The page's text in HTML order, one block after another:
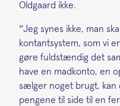
Oldgaard ikke.
”Jeg synes ikke, man
kontantsystem, som vi
gøre fuldstændig det
have en madkonto, en
sælger noget brugt,
pengene til side til en